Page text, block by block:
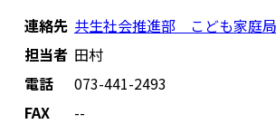
連絡先 共生社会推進部 こども家庭
担当者 田村
電話
073-441-2493
FAX
--